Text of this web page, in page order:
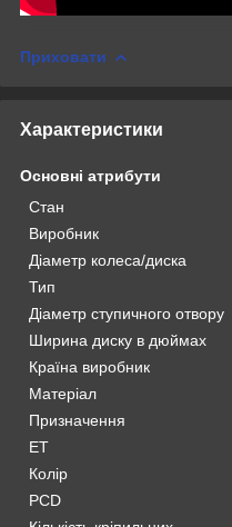
Приховати
Характеристики
Основні атрибути
Стан
Виробник
Діаметр колеса/диска
Тип
Діаметр ступичного отвору
Ширина диску в дюймах
Країна виробник
Матеріал
Призначення
ET
Колір
PCD